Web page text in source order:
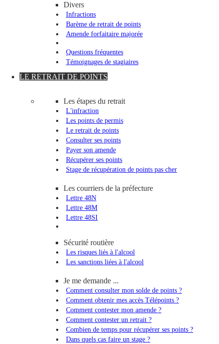
Divers
Infractions
Barème de retrait de points
Amende forfaitaire majorée
Questions fréquentes
Témoignages de stagiaires
LE RETRAIT DE POINTS
Les étapes du retrait
L'infraction
Les points de permis
Le retrait de points
Consulter ses points
Payer son amende
Récupérer ses points
Stage de récupération de points pas cher
Les courriers de la préfecture
Lettre 48N
Lettre 48M
Lettre 48SI
Sécurité routière
Les risques liés à l'alcool
Les sanctions liées à l'alcool
Je me demande ...
Comment consulter mon solde de points ?
Comment obtenir mes accès Télépoints ?
Comment contester mon amende ?
Comment contester un retrait ?
Combien de temps pour récupérer ses points ?
Dans quels cas faire un stage ?